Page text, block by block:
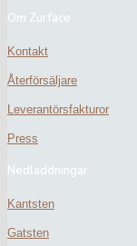
Om Zurface
Kontakt
Återförsäljare
Leverantörsfakturor
Press
Nedladdningar
Kantsten
Gatsten